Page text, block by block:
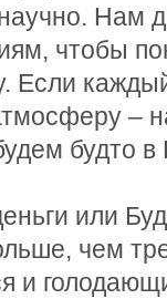
Нам
чтобы
Если
–
будто
или
чем
и